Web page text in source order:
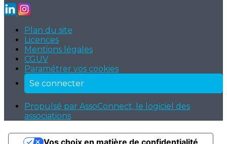
Plan du site
Licences
Mentions légales
CGUV
Paramétrer vos cookies
Se connecter
Propulsé par AssoConnect, le logiciel des
associations
Vos choix en matière de confidentialité